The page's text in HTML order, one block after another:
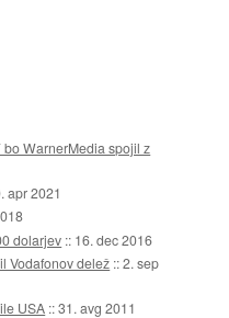
WarnerMedia spojil z
apr 2021
dolarjev :: 16. dec 2016
Vodafonov delež ::2. sep
USA ::31. avg 2011